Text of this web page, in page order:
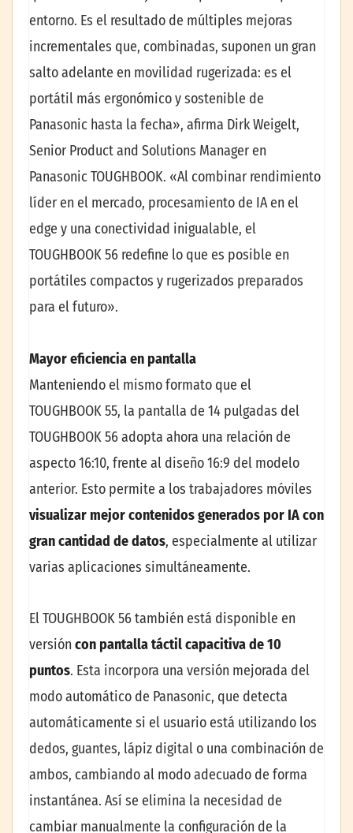
entorno. Es el resultado de múltiples mejoras
incrementales que, combinadas, suponen un gran
salto adelante en movilidad rugerizada: es el
portátil más ergonómico y sostenible de
Panasonic hasta la fecha», afirma Dirk Weigelt,
Senior Product and Solutions Manager en
Panasonic TOUGHBOOK. «Al combinar rendimiento
líder en el mercado, procesamiento de IA en el
edge y una conectividad inigualable, el
TOUGHBOOK 56 redefine lo que es posible en
portátiles compactos y rugerizados preparados
para el futuro».
Mayor eficiencia en pantalla
Manteniendo el mismo formato que el
TOUGHBOOK 55, la pantalla de 14 pulgadas del
TOUGHBOOK 56 adopta ahora una relación de
aspecto 16:10, frente al diseño 16:9 del modelo
anterior. Esto permite a los trabajadores móviles
visualizar mejor contenidos generados por IA con
gran cantidad de datos, especialmente al utilizar
varias aplicaciones simultáneamente.
El TOUGHBOOK 56 también está disponible en
versión con pantalla táctil capacitiva de 10
puntos. Esta incorpora una versión mejorada del
modo automático de Panasonic, que detecta
automáticamente si el usuario está utilizando los
dedos, guantes, lápiz digital o una combinación de
ambos, cambiando al modo adecuado de forma
instantánea. Así se elimina la necesidad de
cambiar manualmente la configuración de la